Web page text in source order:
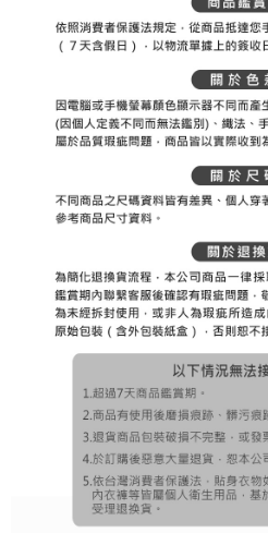
恩沛科技股份有限公司將有權停止該用戶